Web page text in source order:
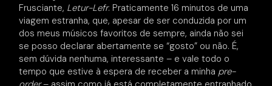
Frusciante, Letur-Lefr. Praticamente 16 minutos de uma
viagem estranha, que, apesar de ser conduzida por um
dos meus músicos favoritos de sempre, ainda não sei
se posso declarar abertamente se “gosto” ou não. É,
sem dúvida nenhuma, interessante – e vale todo o
tempo que estive à espera de receber a minha pre-